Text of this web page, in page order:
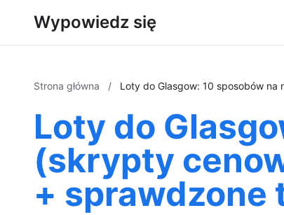
Wypowiedz się
Strona główna / Loty do Glasgow: 10 sposobów
Loty do
(skrypty
+ sprawdzone